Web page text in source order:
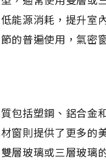
能源消耗，提升室
的普遍使用，氣密
包括塑鋼、鋁合金
窗則提供了更多的
層玻璃或三層玻璃